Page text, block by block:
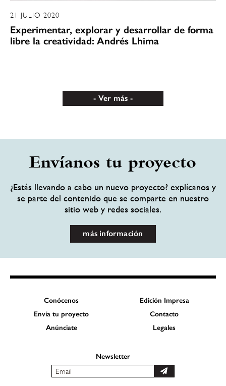
21 JULIO 2020
Experimentar, explorar y desarrollar de forma
libre la creatividad: Andrés Lhima
Ver más
Envíanos tu proyecto
¿Estás llevando a cabo un nuevo proyecto? explícanos y
se parte del contenido que se comparte en nuestro
sitio web y redes sociales.
más información
Conócenos
Edición Impresa
Envía tu proyecto
Contacto
Anúnciate
Legales
Newsletter